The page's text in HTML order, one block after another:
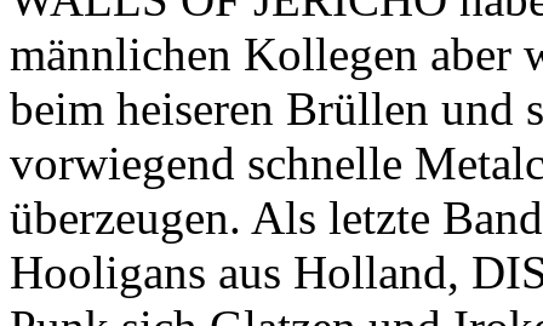
männlichen Kollegen aber
beim heiseren Brüllen und
vorwiegend schnelle
überzeugen. Als letzte
Hooligans aus Holland,